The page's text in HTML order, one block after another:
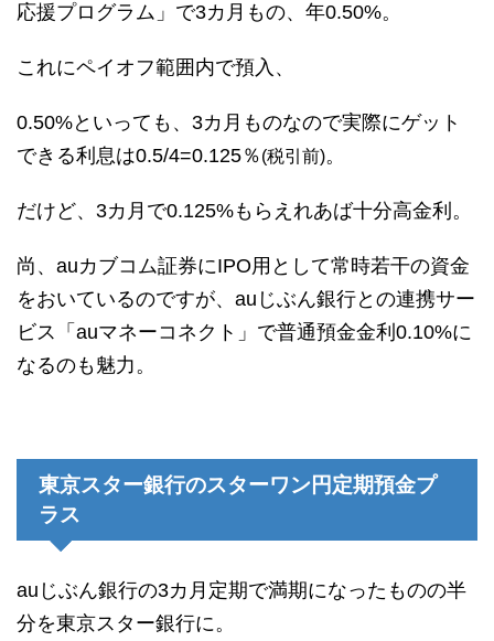
応援プログラム」で3カ月もの、年0.50%。
これにペイオフ範囲内で預入、
0.50%といっても、3カ月ものなので実際にゲット
できる利息は0.5/4=0.125％(税引前)。
だけど、3カ月で0.125%もらえれあば十分高金利。
尚、auカブコム証券にIPO用として常時若干の資金
をおいているのですが、auじぶん銀行との連携サー
ビス「auマネーコネクト」で普通預金金利0.10%に
なるのも魅力。
東京スター銀行のスターワン円定期預金プ
ラス
auじぶん銀行の3カ月定期で満期になったものの半
分を東京スター銀行に。